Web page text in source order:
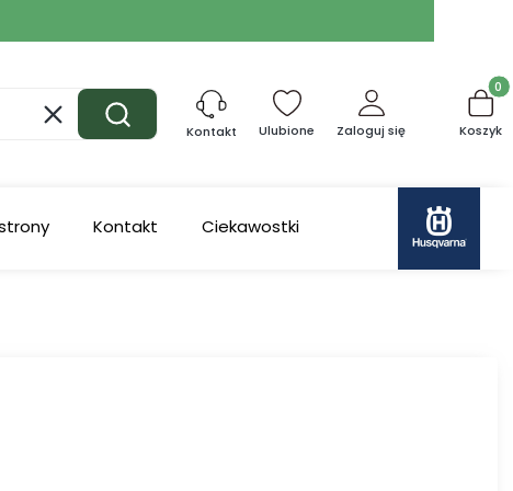
WyczyśćSzukaj Kontakt Ulubione Zaloguj się Koszyk
Kontakt Ciekawostki